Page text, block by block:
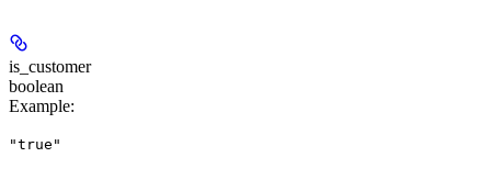
is_customer
boolean
Example:
"true"